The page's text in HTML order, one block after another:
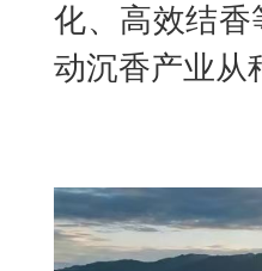
化、高效结
动沉香产业从